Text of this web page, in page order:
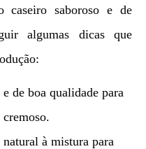
caseiro saboroso e de
algumas dicas que
de boa qualidade para
à mistura para